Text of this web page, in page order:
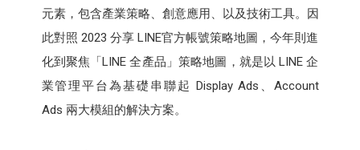
元素，包含產業策略、創意應用、以及技術工具。因
此對照 2023 分享 LINE官方帳號策略地圖，今年則進
化到聚焦「LINE 全產品」策略地圖，就是以 LINE 企
業管理平台為基礎串聯起 Display Ads、Account
Ads 兩大模組的解決方案。